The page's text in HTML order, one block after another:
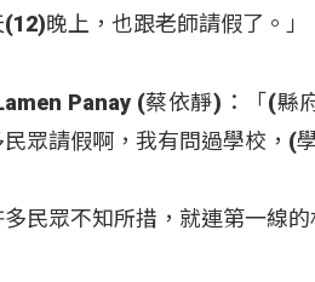
晚上，也跟老師請假了。」
Panay (蔡依靜)：「(縣
眾請假啊，我有問過學校，(
民眾不知所措，就連第一線